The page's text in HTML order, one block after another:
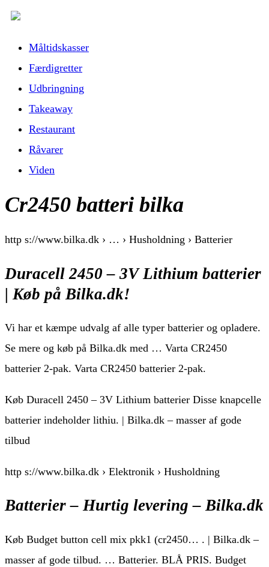
Måltidskasser
Færdigretter
Udbringning
Takeaway
Restaurant
Råvarer
Viden
Cr2450 batteri bilka
http s://www.bilka.dk › … › Husholdning › Batterier
Duracell 2450 – 3V Lithium batterier
| Køb på Bilka.dk!
Vi har et kæmpe udvalg af alle typer batterier og opladere.
Se mere og køb på Bilka.dk med … Varta CR2450
batterier 2-pak. Varta CR2450 batterier 2-pak.
Køb Duracell 2450 – 3V Lithium batterier Disse knapcelle
batterier indeholder lithiu. | Bilka.dk – masser af gode
tilbud
http s://www.bilka.dk › Elektronik › Husholdning
Batterier – Hurtig levering – Bilka.dk
Køb Budget button cell mix pkk1 (cr2450… . | Bilka.dk –
masser af gode tilbud. … Batterier. BLÅ PRIS. Budget